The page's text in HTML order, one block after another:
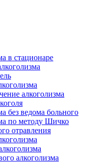
в стационаре
алкоголизма
без ведома больного
по методу Шичко
отравления
алкоголизма